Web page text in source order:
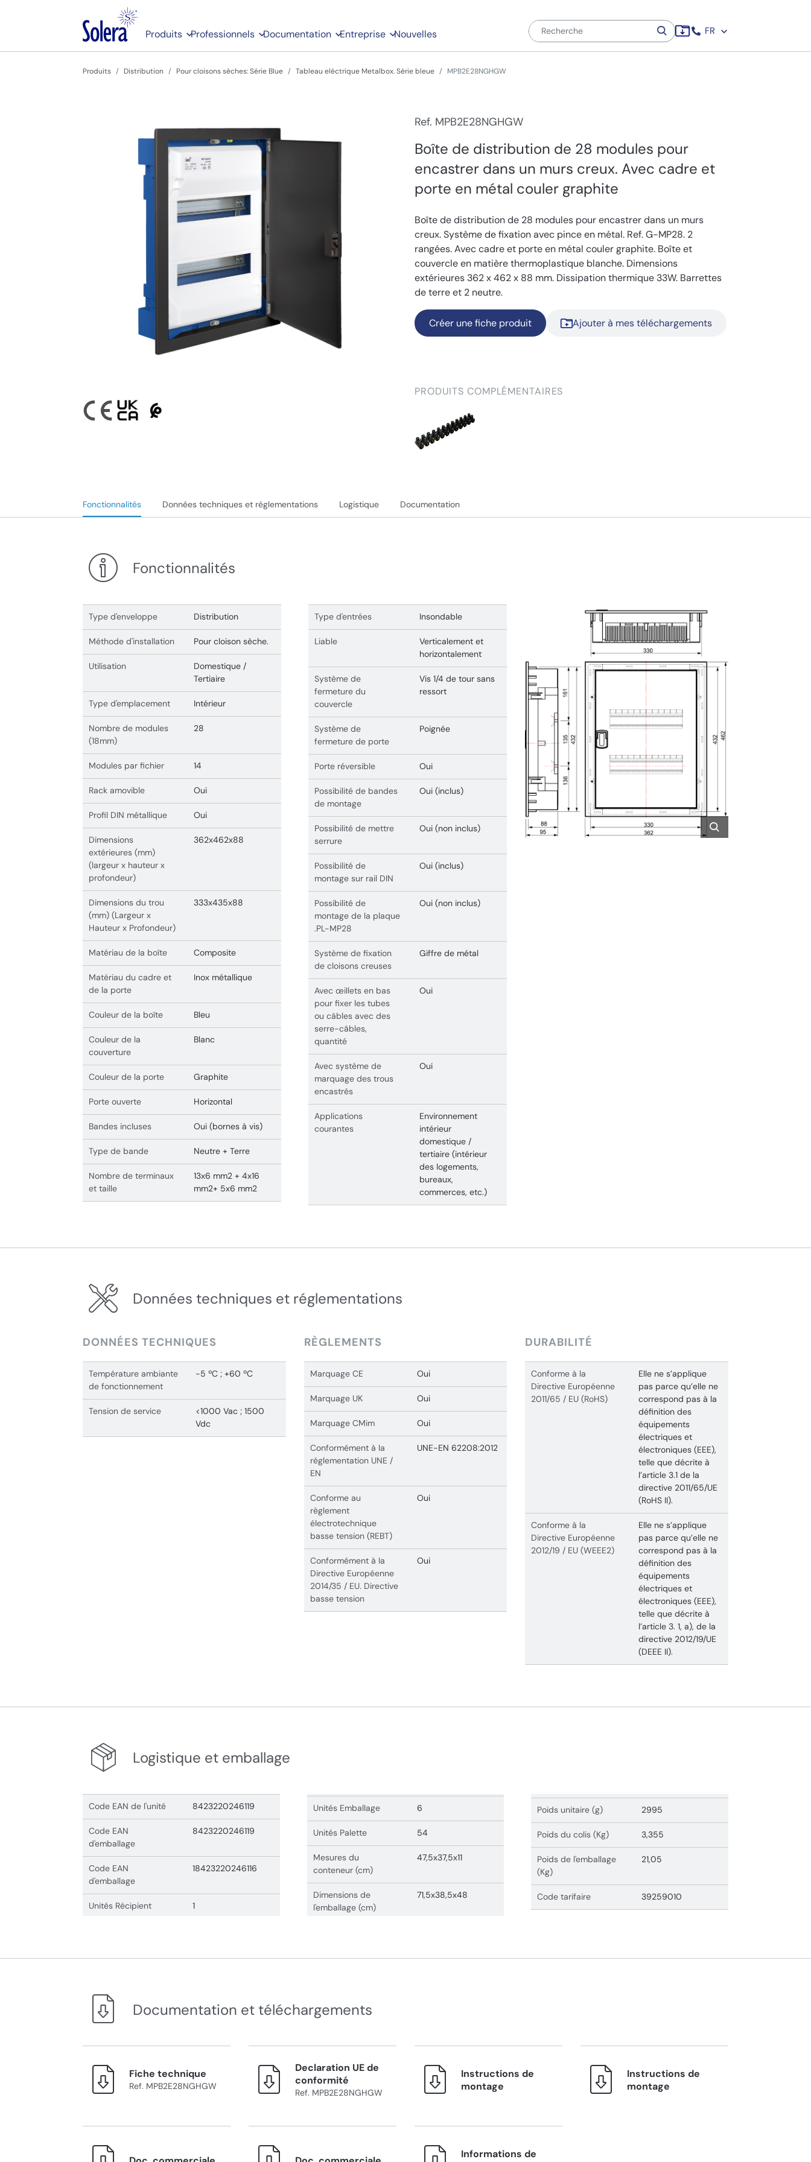
Produits Professionnels Documentation Entreprise Nouvelles FR
Produits Distribution Pour cloisons sèches: Série Blue Tableau eléctrique Metalbox. Série bleue MPB2E28NGHGW
Ref. MPB2E28NGHGW
Boîte de distribution de 28 modules pour
encastrer dans un murs creux. Avec cadre et
porte en métal couler graphite
Boîte de distribution de 28 modules pour encastrer dans un murs
creux. Système de fixation avec pince en métal. Ref. G-MP28. 2
rangées. Avec cadre et porte en métal couler graphite. Boîte et
couvercle en matière thermoplastique blanche. Dimensions
extérieures 362 x 462 x 88 mm. Dissipation thermique 33W. Barrettes
de terre et 2 neutre.
Créer une fiche produit Ajouter à mes téléchargements
PRODUITS COMPLÉMENTAIRES
Fonctionnalités Données techniques et réglementations Logistique Documentation
Fonctionnalités
Type d'enveloppe Distribution
Méthode d'installation Pour cloison sèche.
Utilisation
Domestique /
Tertiaire
Type d'emplacement Intérieur
Nombre de modules
(18mm)
28
Modules par fichier 14
Rack amovible Oui
Profil DIN métallique Oui
Dimensions
extérieures (mm)
(largeur x hauteur x
profondeur)
362x462x88
Dimensions du trou
(mm) (Largeur x
Hauteur x Profondeur)
333x435x88
Matériau de la boîte Composite
Matériau du cadre et
de la porte
Inox métallique
Couleur de la boîte Bleu
Couleur de la
couverture
Blanc
Couleur de la porte Graphite
Porte ouverte Horizontal
Bandes incluses Oui (bornes à vis)
Type de bande Neutre + Terre
Nombre de terminaux
et taille
13x6 mm2 + 4x16
mm2+ 5x6 mm2
Type d'entrées Insondable
Liable
Verticalement et
horizontalement
Système de
fermeture du
couvercle
Vis 1/4 de tour sans
ressort
Système de
fermeture de porte
Poignée
Porte réversible Oui
Possibilité de bandes
de montage
Oui (inclus)
Possibilité de mettre
serrure
Oui (non inclus)
Possibilité de
montage sur rail DIN
Oui (inclus)
Possibilité de
montage de la plaque
.PL-MP28
Oui (non inclus)
Système de fixation
de cloisons creuses
Giffre de métal
Avec œillets en bas
pour fixer les tubes
ou câbles avec des
serre-câbles,
quantité
Oui
Avec système de
marquage des trous
encastrés
Oui
Applications
courantes
Environnement
intérieur
domestique /
tertiaire (intérieur
des logements,
bureaux,
commerces, etc.)
Données techniques et réglementations
DONNÉES TECHNIQUES
Température ambiante
de fonctionnement
-5 ºC ; +60 ºC
Tension de service
<1000 Vac ; 1500
Vdc
RÈGLEMENTS
Marquage CE Oui
Marquage UK Oui
Marquage CMim Oui
Conformément à la
réglementation UNE /
EN
UNE-EN 62208:2012
Conforme au
règlement
électrotechnique
basse tension (REBT)
Oui
Conformément à la
Directive Européenne
2014/35 / EU. Directive
basse tension
Oui
DURABILITÉ
Conforme à la
Directive Européenne
2011/65 / EU (RoHS)
Elle ne s’applique
pas parce qu’elle ne
correspond pas à la
définition des
équipements
électriques et
électroniques (EEE),
telle que décrite à
l’article 3.1 de la
directive 2011/65/UE
(RoHS II).
Conforme à la
Directive Européenne
2012/19 / EU (WEEE2)
Elle ne s’applique
pas parce qu’elle ne
correspond pas à la
définition des
équipements
électriques et
électroniques (EEE),
telle que décrite à
l’article 3. 1, a), de la
directive 2012/19/UE
(DEEE II).
Logistique et emballage
Code EAN de l'unité 8423220246119
Code EAN
d'emballage
8423220246119
Code EAN
d'emballage
18423220246116
Unités Récipient 1
Unités Emballage 6
Unités Palette 54
Mesures du
conteneur (cm)
47,5x37,5x11
Dimensions de
l'emballage (cm)
71,5x38,5x48
Poids unitaire (g) 2995
Poids du colis (Kg) 3,355
Poids de l'emballage
(Kg)
21,05
Code tarifaire 39259010
Documentation et téléchargements
Fiche technique
Ref. MPB2E28NGHGW
Declaration UE de
conformité
Ref. MPB2E28NGHGW
Instructions de
montage
Instructions de
montage
Informations de